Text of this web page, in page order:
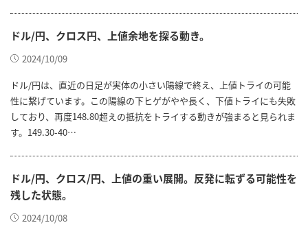
ドル/円、クロス円、上値余地を探る動き。
2024/10/09
ドル/円は、直近の日足が実体の小さい陽線で終え、上値トライの可能
性に繋げています。この陽線の下ヒゲがやや長く、下値トライにも失敗
しており、再度148.80超えの抵抗をトライする動きが強まると見られま
す。149.30-40…
ドル/円、クロス/円、上値の重い展開。反発に転ずる可能性を
残した状態。
2024/10/08